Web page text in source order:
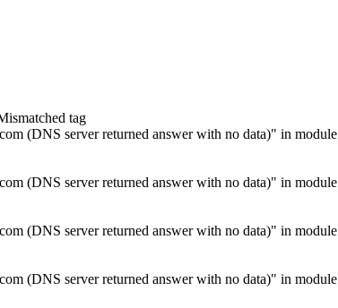
tag
(DNS server returned answer with no data)" in module
(DNS server returned answer with no data)" in module
(DNS server returned answer with no data)" in module
(DNS server returned answer with no data)" in module